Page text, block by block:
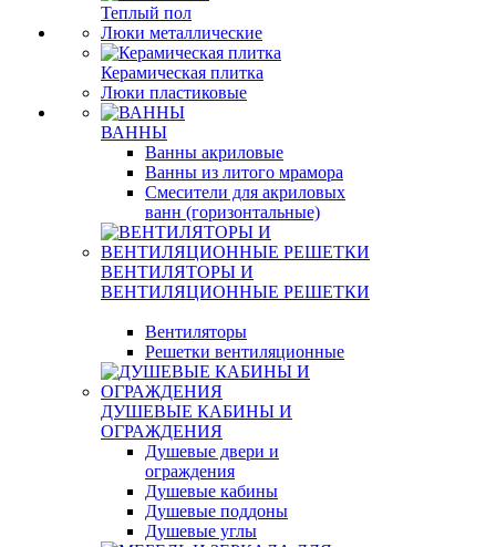
Теплый пол
Люки металлические
Керамическая плитка
Люки пластиковые
ВАННЫ
Ванны акриловые
Ванны из литого мрамора
Смесители для акриловых
ванн (горизонтальные)
ВЕНТИЛЯТОРЫ И
ВЕНТИЛЯЦИОННЫЕ РЕШЕТКИ
Вентиляторы
Решетки вентиляционные
ДУШЕВЫЕ КАБИНЫ И
ОГРАЖДЕНИЯ
Душевые двери и
ограждения
Душевые кабины
Душевые поддоны
Душевые углы